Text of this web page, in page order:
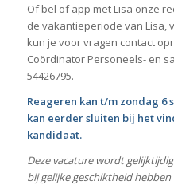
Of bel of app met Lisa onze
de vakantieperiode van Lisa,
kun je voor vragen contact
Coördinator Personeels- en
54426795.
Reageren kan t/m zondag 6
kan eerder sluiten bij het
kandidaat.
Deze vacature wordt
bij gelijke geschiktheid